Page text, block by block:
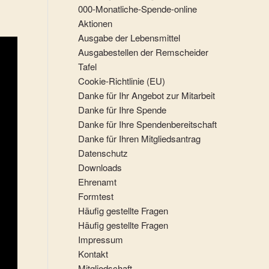
000-Monatliche-Spende-online
Aktionen
Ausgabe der Lebensmittel
Ausgabestellen der Remscheider
Tafel
Cookie-Richtlinie (EU)
Danke für Ihr Angebot zur Mitarbeit
Danke für Ihre Spende
Danke für Ihre Spendenbereitschaft
Danke für Ihren Mitgliedsantrag
Datenschutz
Downloads
Ehrenamt
Formtest
Häufig gestellte Fragen
Häufig gestellte Fragen
Impressum
Kontakt